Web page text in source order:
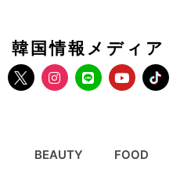
韓国情報メディア
BEAUTY FOOD